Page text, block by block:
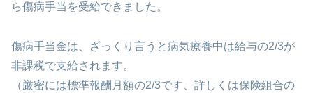
ら傷病手当を受給できました。
傷病手当金は、ざっくり言うと病気療養中は給与の2/3が
非課税で支給されます。
（厳密には標準報酬月額の2/3です、詳しくは保険組合の